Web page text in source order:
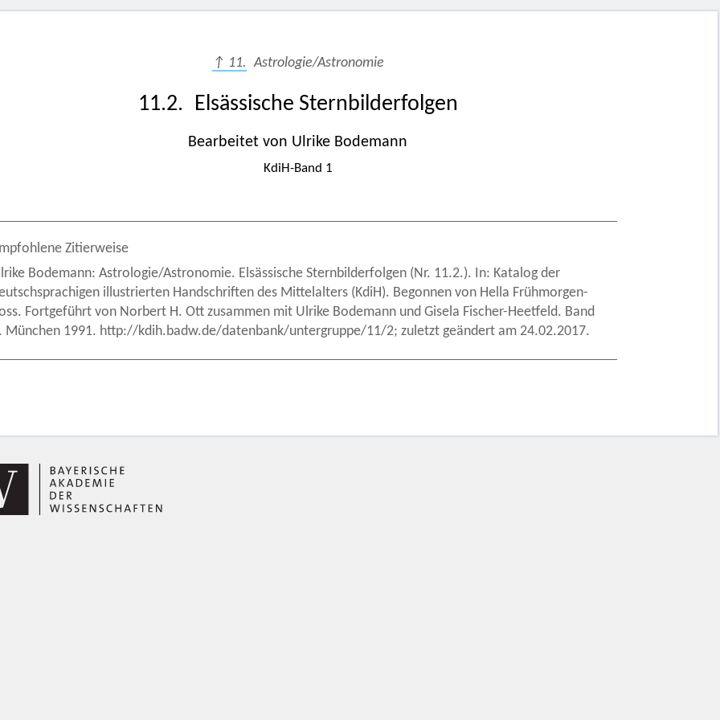
↑ 11. Astrologie/Astronomie
11.2. Elsässische Sternbilderfolgen
Bearbeitet von Ulrike Bodemann
KdiH-Band 1
Zitierweise
Bodemann: Astrologie/Astronomie. Elsässische Sternbilderfolgen (Nr. 11.2.). In: Katalog der
illustrierten Handschriften des Mittelalters (KdiH). Begonnen von Hella Frühmorgen-
Fortgeführt von Norbert H. Ott zusammen mit Ulrike Bodemann und Gisela Fischer-Heetfeld. Band
München 1991. http://kdih.badw.de/datenbank/untergruppe/11/2; zuletzt geändert am 24.02.2017.